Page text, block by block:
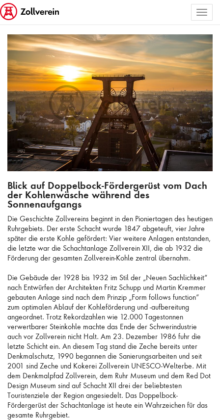
ALLE BILDER AUSWÄHLEN
Sonnenaufgangs
Blick auf Doppelbock-Fördergerüst vom Dach
der Kohlenwäsche während des
Sonnenaufgangs
Die Geschichte Zollvereins beginnt in den Pioniertagen des heutigen
Ruhrgebiets. Der erste Schacht wurde 1847 abgeteuft, vier Jahre
später die erste Kohle gefördert: Vier weitere Anlagen entstanden,
die letzte war die Schachtanlage Zollverein XII, die ab 1932 die
Förderung der gesamten Zollverein-Kohle zentral übernahm.
Die Gebäude der 1928 bis 1932 im Stil der „Neuen Sachlichkeit“
nach Entwürfen der Architekten Fritz Schupp und Martin Kremmer
gebauten Anlage sind nach dem Prinzip „Form follows function“
zum optimalen Ablauf der Kohleförderung und -aufbereitung
angeordnet. Trotz Rekordzahlen wie 12.000 Tagestonnen
verwertbarer Steinkohle machte das Ende der Schwerindustrie
auch vor Zollverein nicht Halt. Am 23. Dezember 1986 fuhr die
letzte Schicht ein. An diesem Tag stand die Zeche bereits unter
Denkmalschutz, 1990 begannen die Sanierungsarbeiten und seit
2001 sind Zeche und Kokerei Zollverein UNESCO-Welterbe. Mit
dem Denkmalpfad Zollverein, dem Ruhr Museum und dem Red Dot
Design Museum sind auf Schacht XII drei der beliebtesten
Touristenziele der Region angesiedelt. Das Doppelbock-
Fördergerüst der Schachtanlage ist heute ein Wahrzeichen für das
gesamte Ruhrgebiet.